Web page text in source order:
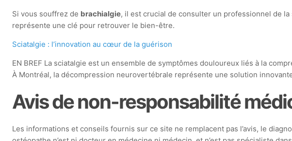
Si vous souffrez de brachialgie, il est crucial de consulter un professionnel de
représente une clé pour retrouver le bien-être.
Sciatalgie : l’innovation au cœur de la guérison
EN BREF La sciatalgie est un ensemble de symptômes douloureux liés à la
À Montréal, la décompression neurovertébrale représente une solution
Avis de non-responsabilité
Les informations et conseils fournis sur ce site ne remplacent pas l’avis, le